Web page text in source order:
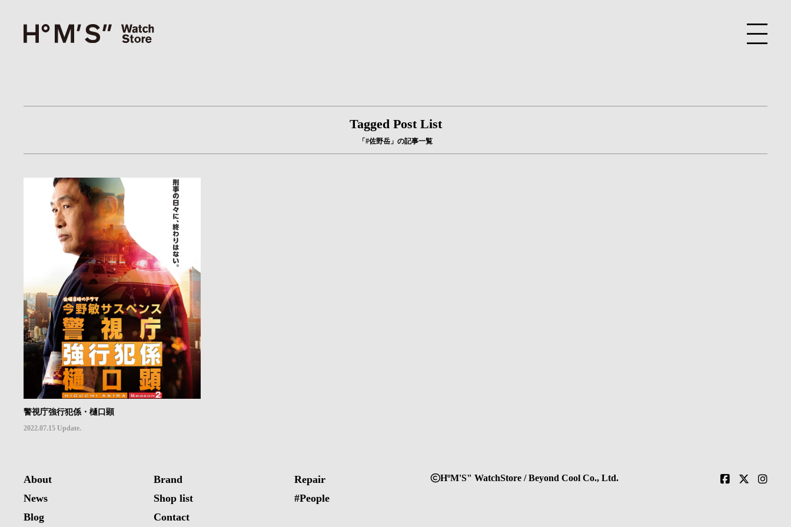
Tagged Post List
「#佐野岳」の記事一覧
警視庁強行犯係・樋口顕
2022.07.15 Update.
About
News
Blog
Brand
Shop list
Contact
Repair
#People
HºM'S" WatchStore / Beyond Cool Co., Ltd.